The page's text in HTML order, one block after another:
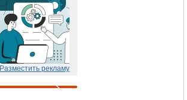
Разместить рекламу